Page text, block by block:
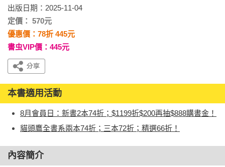
出版日期：2025-11-04
定價： 570元
優惠價：78折 445元
書虫VIP價：445元
本書適用活動
8月會員日：新書2本74折；$1199折$200再抽$888購書金！
貓頭鷹全書系兩本74折；三本72折；精選66折！
內容簡介